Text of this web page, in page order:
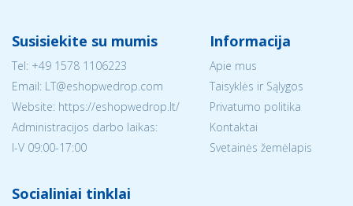
Susisiekite su mumis
Tel: +49 1578 1106223
Email: LT@eshopwedrop.com
Website: https://eshopwedrop.lt/
Administracijos darbo laikas:
I-V 09:00-17:00
Informacija
Apie mus
Taisyklės ir Sąlygos
Privatumo politika
Kontaktai
Svetainės žemėlapis
Socialiniai tinklai